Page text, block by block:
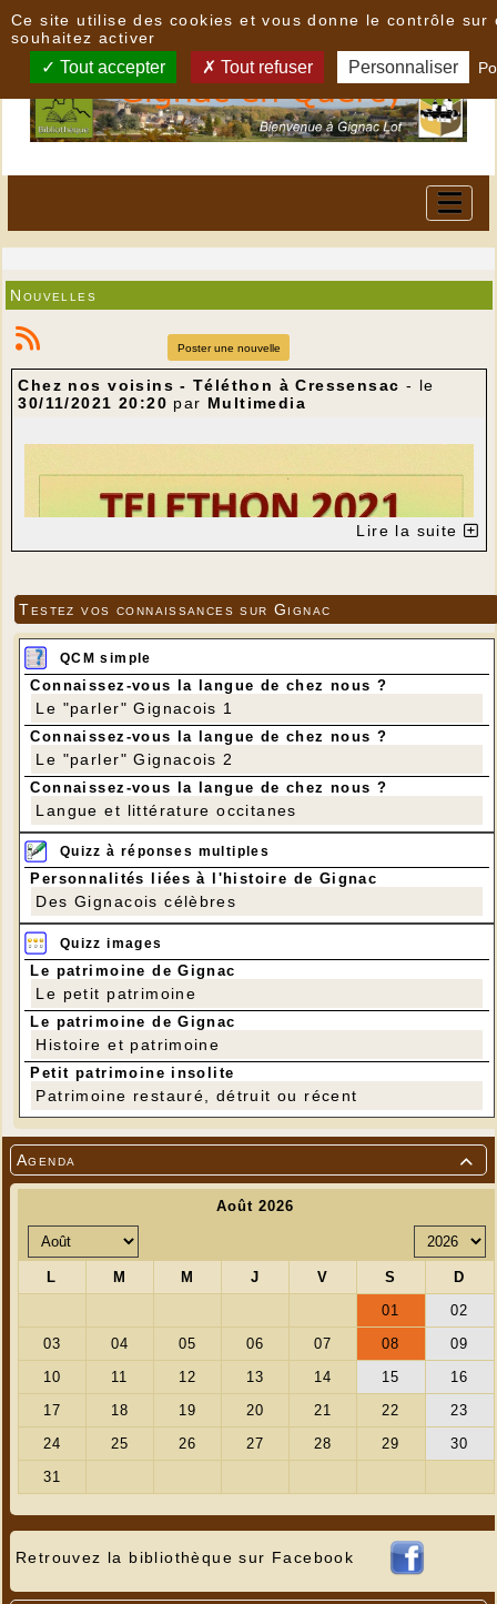

Agenda
Retrouvez la bibliothèque sur Facebook
Nouvelles
Poster une nouvelle
Chez nos voisins - Téléthon à Cressensac - le
30/11/2021 20:20 par Multimedia
Lire la suite
Testez vos connaissances sur Gignac
QCM simple
Connaissez-vous la langue de chez nous ?
Le "parler" Gignacois 1
Connaissez-vous la langue de chez nous ?
Le "parler" Gignacois 2
Connaissez-vous la langue de chez nous ?
Langue et littérature occitanes
Quizz à réponses multiples
Personnalités liées à l'histoire de Gignac
Des Gignacois célèbres
Quizz images
Le patrimoine de Gignac
Le petit patrimoine
Le patrimoine de Gignac
Histoire et patrimoine
Petit patrimoine insolite
Patrimoine restauré, détruit ou récent
Ce site utilise des cookies et vous donne le contrôle sur
souhaitez activer
Tout accepter Tout refuser Personnaliser